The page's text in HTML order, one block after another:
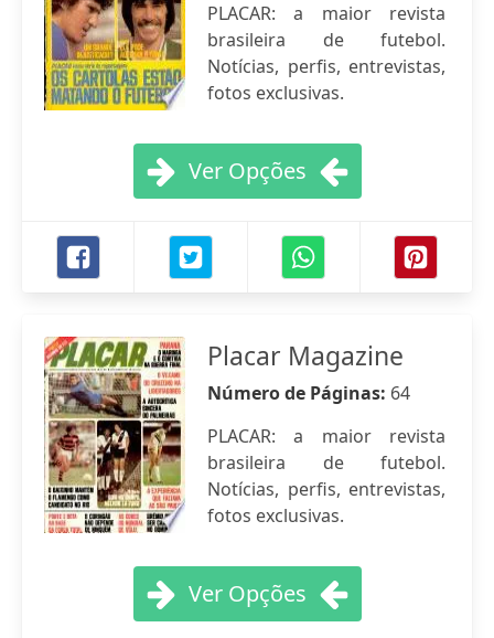
PLACAR: a maior revista
brasileira de futebol.
Notícias, perfis, entrevistas,
fotos exclusivas.
Ver Opções
Placar Magazine
Número de Páginas: 64
PLACAR: a maior revista
brasileira de futebol.
Notícias, perfis, entrevistas,
fotos exclusivas.
Ver Opções